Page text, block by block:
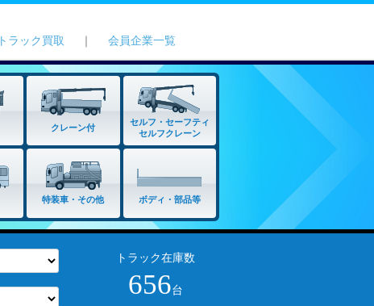
トラック買取 ｜ 会員企業一覧
クレーン付
セルフ・セーフティ
セルフクレーン
特装車・その他 ボディ・部品等
トラック在庫数
656台